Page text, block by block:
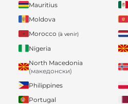
Mauritius
Moldova
Morocco (à venir)
Nigeria
North Macedonia
(македонски)
Philippines
Portugal